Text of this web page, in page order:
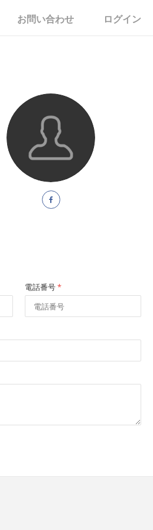
ログイン
お問い合わせ
電話番号*